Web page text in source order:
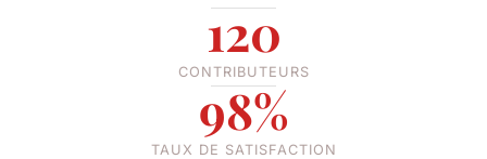
120
CONTRIBUTEURS
98%
TAUX DE SATISFACTION